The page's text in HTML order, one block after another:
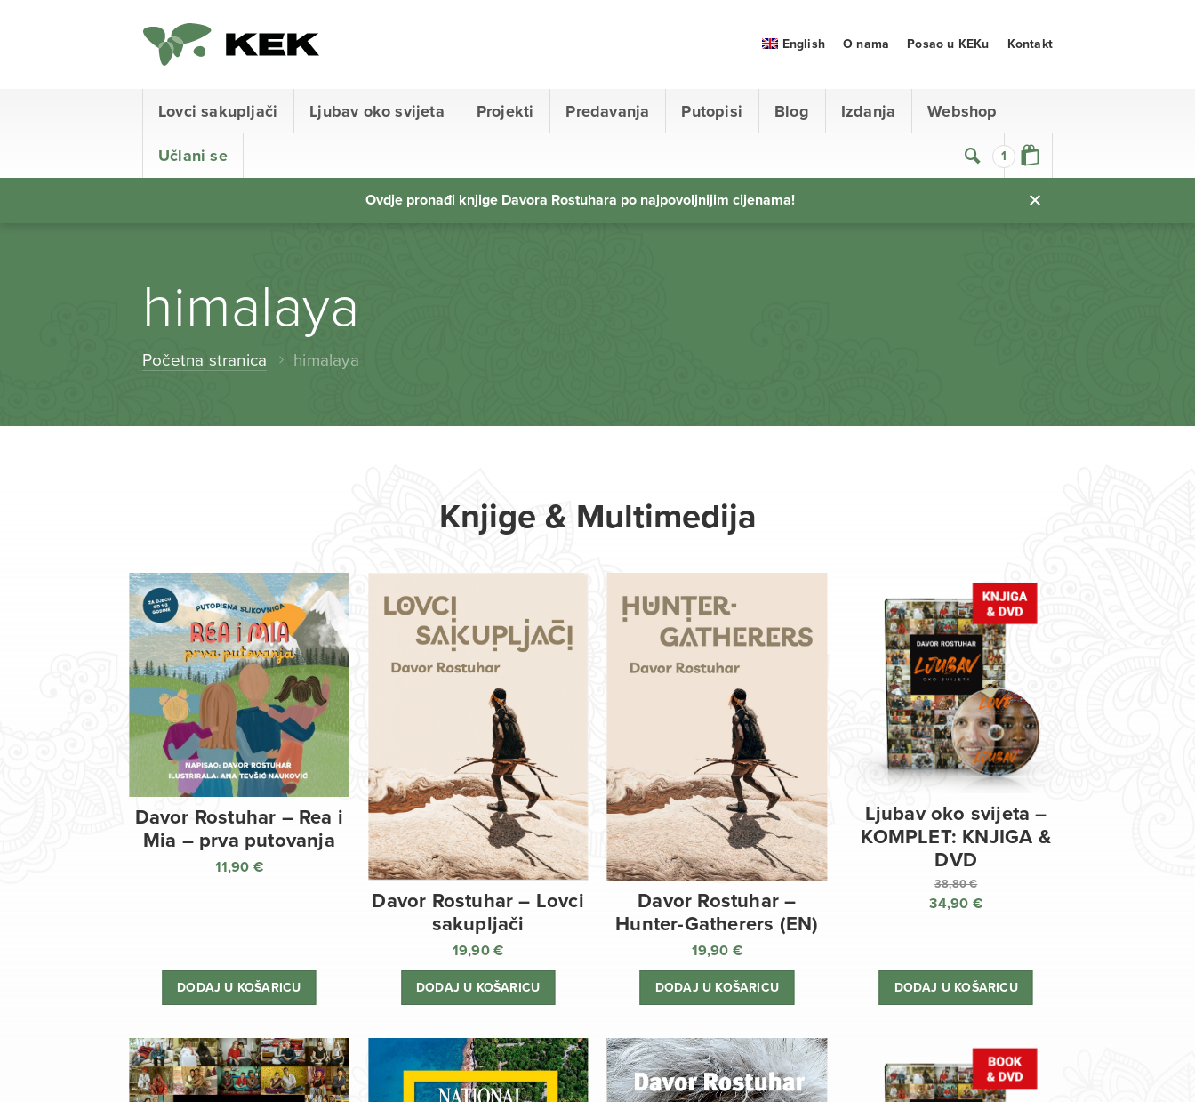
1
Lovci sakupljači Ljubav oko svijeta Projekti Predavanja Putopisi Blog Izdanja Webshop
Učlani se
English O nama Posao u KEKu Kontakt
Ovdje pronađi knjige Davora Rostuhara po najpovoljnijim cijenama!
himalaya
Početna stranica himalaya
Knjige & Multimedija
Davor Rostuhar – Rea i
Mia – prva putovanja
11,90 €
DODAJ U KOŠARICU
Davor Rostuhar – Lovci
sakupljači
19,90€
DODAJ U KOŠARICU
Davor Rostuhar –
Hunter-Gatherers (EN)
19,90 €
DODAJ U KOŠARICU
Ljubav oko svijeta –
KOMPLET: KNJIGA &
DVD
38,80€
Izvorna
je:
38,80 €.
34,90 €
je:
34,90 €.
DODAJ U KOŠARICU